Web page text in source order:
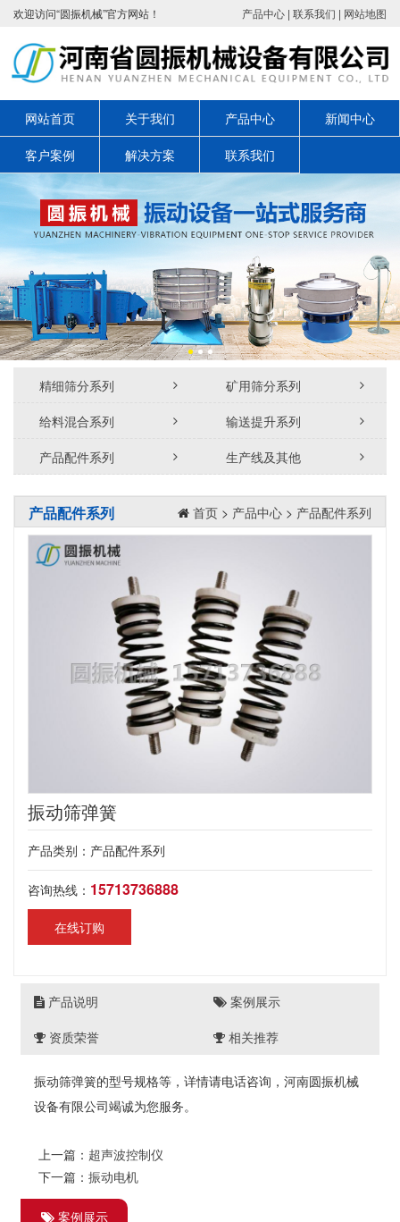
欢迎访问“圆振机械”官方网站！ 产品中心 | 联系我们 | 网站地图
网站首页 关于我们 产品中心 新闻中心
客户案例 解决方案 联系我们
精细筛分系列
矿用筛分系列
给料混合系列
输送提升系列
产品配件系列
生产线及其他
产品配件系列 首页 > 产品中心 > 产品配件系列
振动筛弹簧
产品类别：产品配件系列
咨询热线： 15713736888
在线订购
产品说明
案例展示
资质荣誉
相关推荐
振动筛弹簧的型号规格等，详情请电话咨询，河南圆振机械
设备有限公司竭诚为您服务。
上一篇： 超声波控制仪
下一篇：振动电机
案例展示